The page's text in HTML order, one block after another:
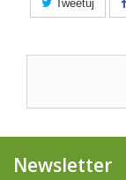
Tweetuj
Newsletter